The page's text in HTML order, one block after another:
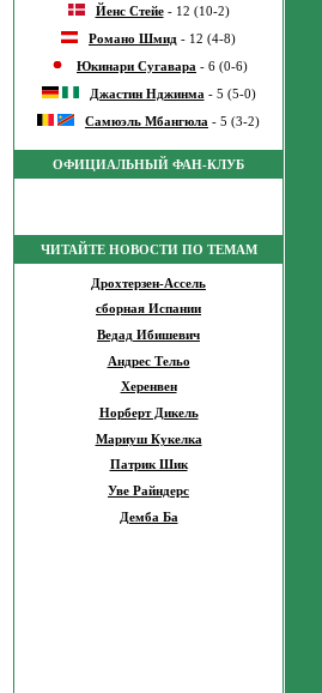
Йенс Стейе- 12 (10-2)
Романо Шмид - 12 (4-8)
Юкинари Сугавара - 6 (0-6)
Джастин Нджинма - 5 (5-0)
Самюэль Мбангюла - 5 (3-2)
ОФИЦИАЛЬНЫЙ ФАН-КЛУБ
ЧИТАЙТЕ НОВОСТИ ПО ТЕМАМ
Дрохтерзен-Ассель
сборная Испании
Ведад Ибишевич
Андрес Тельо
Херенвен
Норберт Дикель
Мариуш Кукелка
Патрик Шик
Уве Райндерс
Демба Ба